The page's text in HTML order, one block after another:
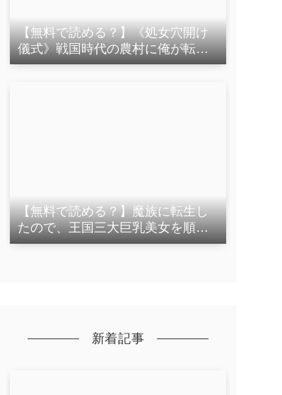
【無料で読める？】《処女穴開け
儀式》戦国時代の農村に俺が転生
したら、エロすぎた史実の話2
【無料で読める？】魔族に転生し
たので、王国三大巨乳美女を順番
に堕とすことにしました 【妄想体
新着記事